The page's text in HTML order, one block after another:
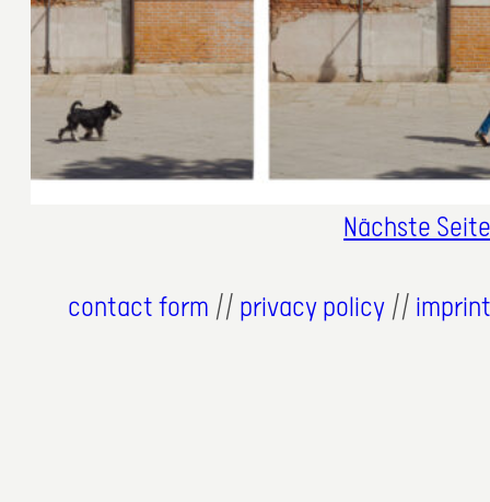
Nächste
contact form // privacy policy //